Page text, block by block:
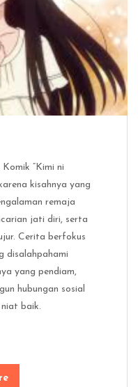
“Kimi ni
kisahnya yang
remaja
jati diri, serta
Cerita berfokus
disalahpahami
yang pendiam,
hubungan sosial
niat baik.